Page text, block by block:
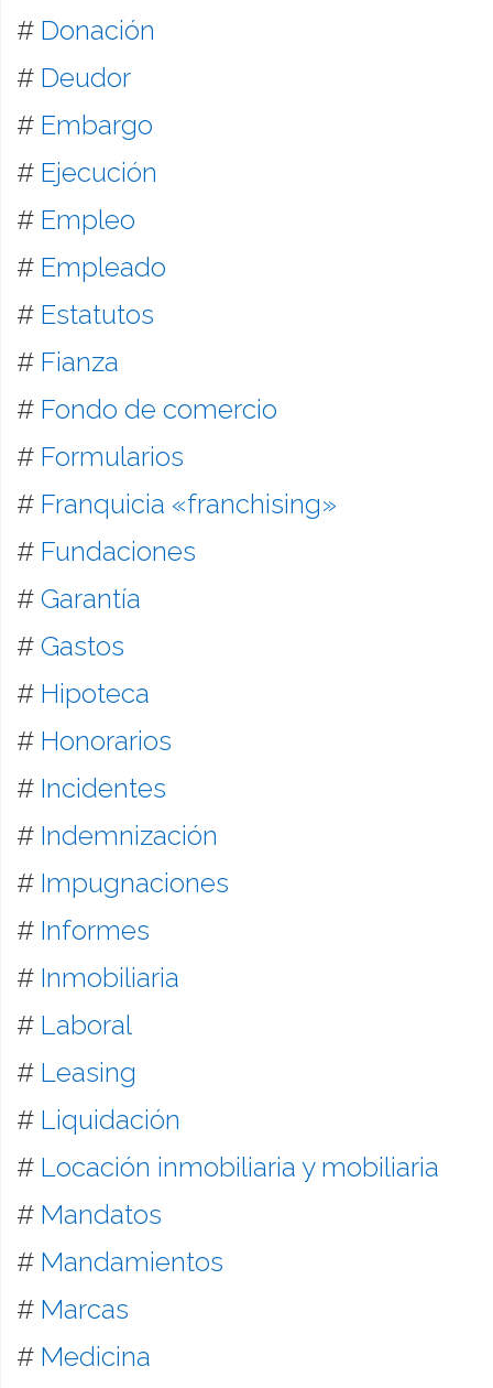
# Donación
# Deudor
# Embargo
# Ejecución
# Empleo
# Empleado
# Estatutos
# Fianza
# Fondo de comercio
# Formularios
# Franquicia «franchising»
# Fundaciones
# Garantía
# Gastos
# Hipoteca
# Honorarios
# Incidentes
# Indemnización
# Impugnaciones
# Informes
# Inmobiliaria
# Laboral
# Leasing
# Liquidación
# Locación inmobiliaria y mobiliaria
# Mandatos
# Mandamientos
# Marcas
# Medicina